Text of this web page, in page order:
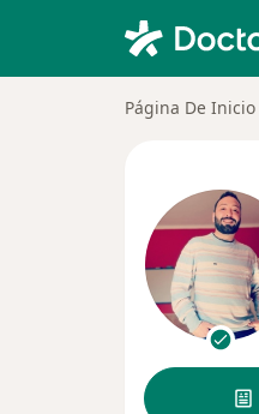
Página De Inicio